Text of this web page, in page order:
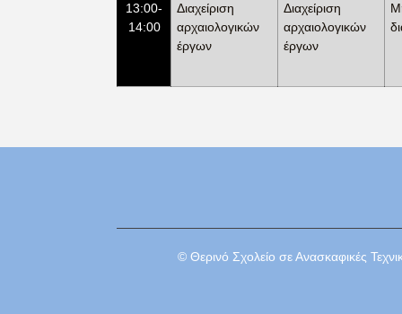
13:00-
14:00
Διαχείριση
αρχαιολογικών
έργων
Διαχείριση
αρχαιολογικών
έργων
© Θερινό Σχολείο σε Ανασκαφικές